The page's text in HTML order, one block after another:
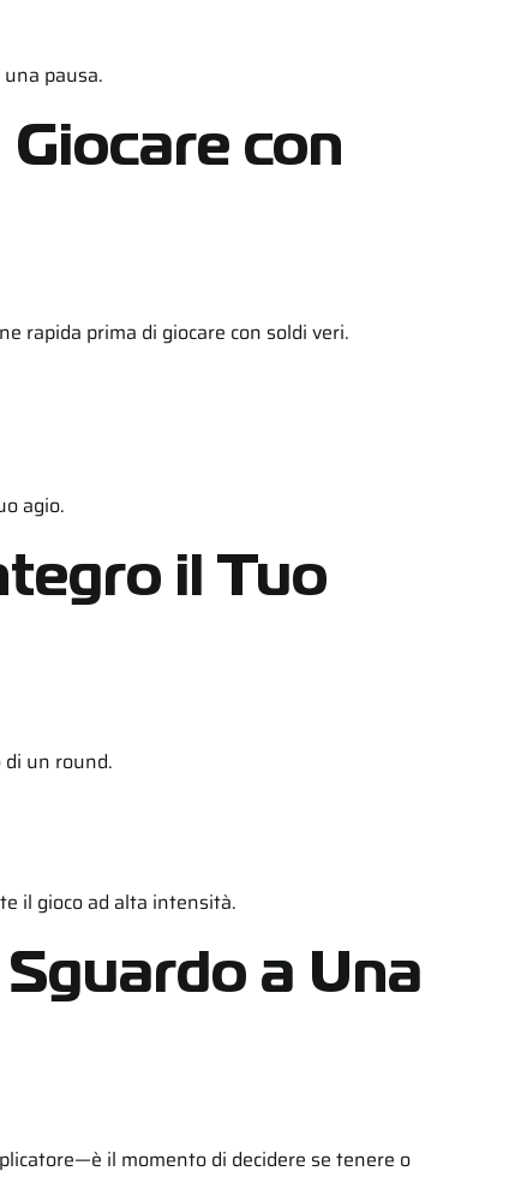
pausa.
con
rapida prima di giocare con soldi veri.
agio.
il Tuo
un round.
il gioco ad alta intensità.
a Una
il momento di decidere se tenere o